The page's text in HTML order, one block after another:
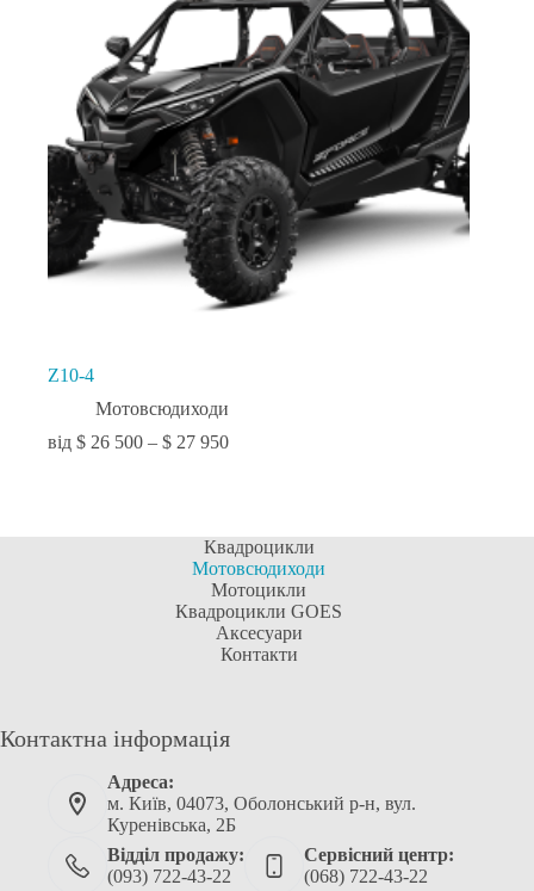
Z10-4
Мотовсюдиходи
$ 26 500 – $ 27 950
Квадроцикли
Мотовсюдиходи
Мотоцикли
Квадроцикли GOES
Аксесуари
Контакти
Контактна інформація
Адреса:
м. Київ, 04073, Оболонський р-н, вул.
Куренівська, 2Б
Відділ продажу:
(093) 722-43-22
Сервісний центр:
(068) 722-43-22